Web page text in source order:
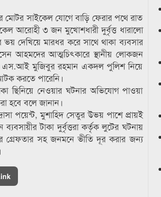
মোটর সাইকেল যোগে বাড়ি ফেরার পথে রাত
আরোহী ৩ জন মুখোশধারী দুর্বৃত্ত ধারালো
দেখিয়ে মারধর করে সাথে থাকা ব্যবসার
আহমদের আত্মচিৎকারে স্থানীয় লোকজন
এস.আই মুজিবুর রহমান একদল পুলিশ নিয়ে
করতে পারেনি।
ছিনিয়ে নেওয়ার ঘটনার অভিযোগ পাওয়া
হবে বলে জানান।
পয়েন্ট, মুশাহিদ সেতুর উভয় পাশে প্রায়ই
টাকা দুর্বৃত্তরা কর্তৃক লুটের ঘটনায়
গ্রেফতার সহ জনমনে ভীতি দূর করার জন্য